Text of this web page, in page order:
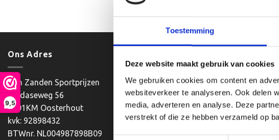
Toestemming
Deze website maakt gebruik van cookies
We gebruiken cookies om content en
websiteverkeer te analyseren. Ook delen
media, adverteren en analyse. Deze
verstrekt of die ze hebben verzameld op
9,5
Ons Adres
Van Zanden Sportprijzen
Bredaseweg 56
4901KM Oosterhout
kvk: 92898432
BTWnr. NL004987898B09
Mijn account
Afrekenen